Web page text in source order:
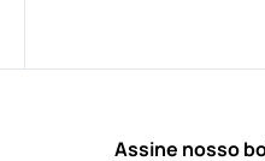
Assine nosso